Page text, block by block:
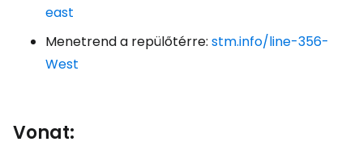
east
Menetrend a repülőtérre: stm.info/line-356-
West
Vonat: